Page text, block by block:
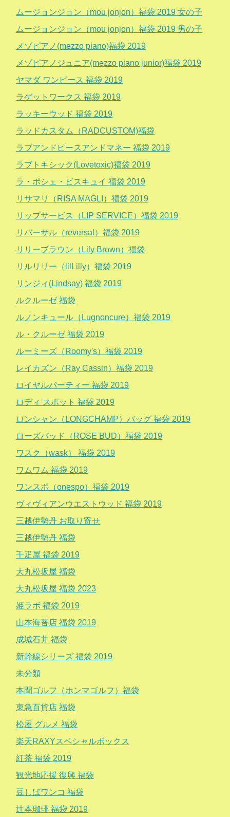
ムージョンジョン（mou jonjon）福袋 2019 女の子
ムージョンジョン（mou jonjon）福袋 2019 男の子
メゾピアノ(mezzo piano)福袋 2019
メゾピアノジュニア(mezzo piano junior)福袋 2019
ヤマダ ワンピース 福袋 2019
ラゲットワークス 福袋 2019
ラッキーウッド 福袋 2019
ラッドカスタム（RADCUSTOM)福袋
ラブアンドピースアンドマネー 福袋 2019
ラブトキシック(Lovetoxic)福袋 2019
ラ・ポシェ・ビスキュイ 福袋 2019
リサマリ（RISA MAGLI）福袋 2019
リップサービス（LIP SERVICE）福袋 2019
リバーサル（reversal）福袋 2019
リリーブラウン（Lily Brown）福袋
リルリリー（lilLilly）福袋 2019
リンジィ(Lindsay) 福袋 2019
ルクルーゼ 福袋
ルノンキュール（Lugnoncure）福袋 2019
ル・クルーゼ 福袋 2019
ルーミーズ（Roomy's）福袋 2019
レイカズン（Ray Cassin）福袋 2019
ロイヤルパーティー 福袋 2019
ロディ スポット 福袋 2019
ロンシャン（LONGCHAMP）バッグ 福袋 2019
ローズバッド（ROSE BUD）福袋 2019
ワスク（wask） 福袋 2019
ワムワム 福袋 2019
ワンスポ（onespo）福袋 2019
ヴィヴィアンウエストウッド 福袋 2019
三越伊勢丹 お取り寄せ
三越伊勢丹 福袋
千疋屋 福袋 2019
大丸松坂屋 福袋
大丸松坂屋 福袋 2023
姫ラボ 福袋 2019
山本海苔店 福袋 2019
成城石井 福袋
新幹線シリーズ 福袋 2019
未分類
本間ゴルフ（ホンマゴルフ）福袋
東急百貨店 福袋
松屋 グルメ 福袋
楽天RAXYスペシャルボックス
紅茶 福袋 2019
観光地応援 復興 福袋
豆しばワンコ 福袋
辻本珈琲 福袋 2019